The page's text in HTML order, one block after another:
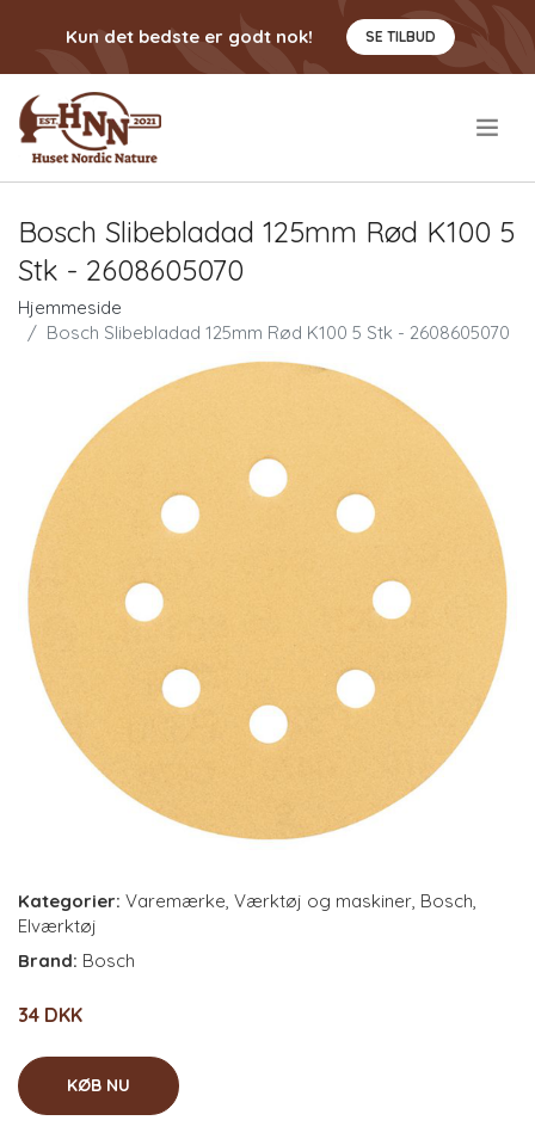
Kun det bedste er godt nok! SE TILBUD
Bosch Slibebladad 125mm Rød K100 5
Stk - 2608605070
Hjemmeside
Bosch Slibebladad 125mm Rød K100 5 Stk - 2608605070
Kategorier: Varemærke, Værktøj og maskiner, Bosch,
Elværktøj
Brand: Bosch
34 DKK
KØB NU